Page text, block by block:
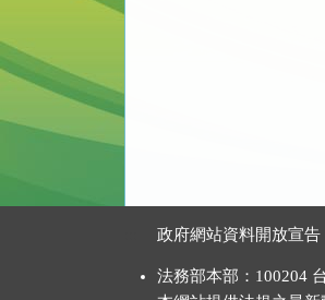
政府網站資料開放宣告
法務部本部：100204